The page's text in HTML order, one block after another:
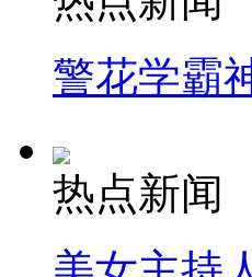
警花学霸
热点新闻